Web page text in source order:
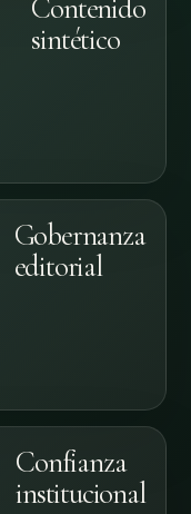
Contenido
sintético
Gobernanza
editorial
Confianza
institucional